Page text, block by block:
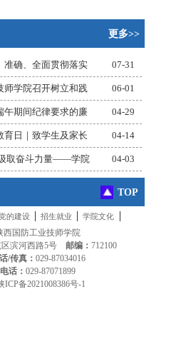
更多>>
准确、全面贯彻落实 07-31
师学院召开树立和践 06-01
午期间纪律要求的廉 04-29
育日｜致学生及家长 04-14
取奋斗力量——学院 04-03
TOP
的建设 | 招生就业 | 学院文化 |
西国防工业技师学院
区滨河西路5号 邮编： 712100
/传真： 029-87034016
话： 029-87071899
ICP备2021008386号-1